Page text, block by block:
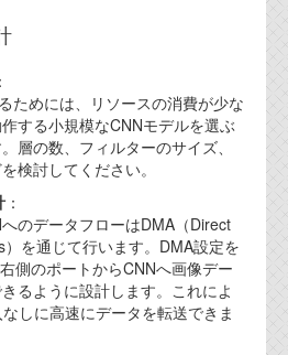
：
ためには、リソースの消費が少な
する小規模なCNNモデルを選ぶ
層の数、フィルターのサイズ、
検討してください。
：
のデータフローはDMA（Direct
を通じて行います。DMA設定を
側のポートからCNNへ画像デー
るように設計します。これによ
しに高速にデータを転送できま